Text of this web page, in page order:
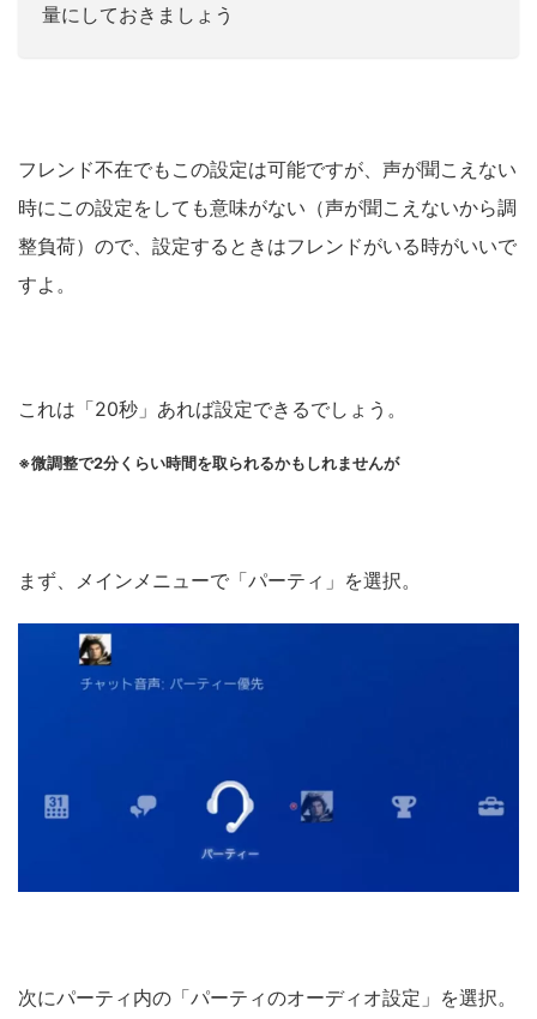
量にしておきましょう
フレンド不在でもこの設定は可能ですが、声が聞こえない
時にこの設定をしても意味がない（声が聞こえないから調
整負荷）ので、設定するときはフレンドがいる時がいいで
すよ。
これは「20秒」あれば設定できるでしょう。
※微調整で2分くらい時間を取られるかもしれませんが
まず、メインメニューで「パーティ」を選択。
次にパーティ内の「パーティのオーディオ設定」を選択。